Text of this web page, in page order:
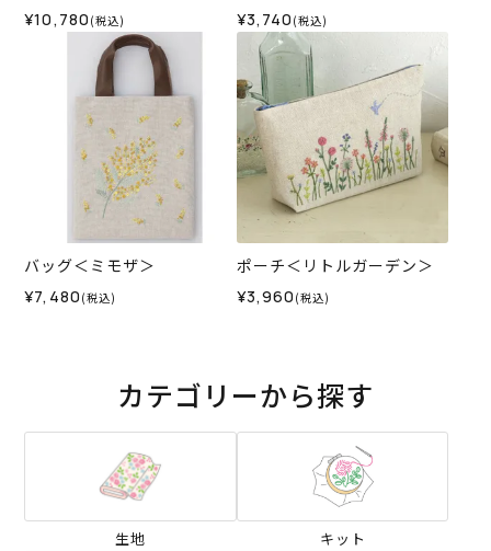
¥10,780 (税込) ¥3,740 (税込)
バッグ＜ミモザ＞
¥7,480 (税込)
ポーチ＜リトルガーデン＞
¥3,960 (税込)
カテゴリーから探す
生地 キット